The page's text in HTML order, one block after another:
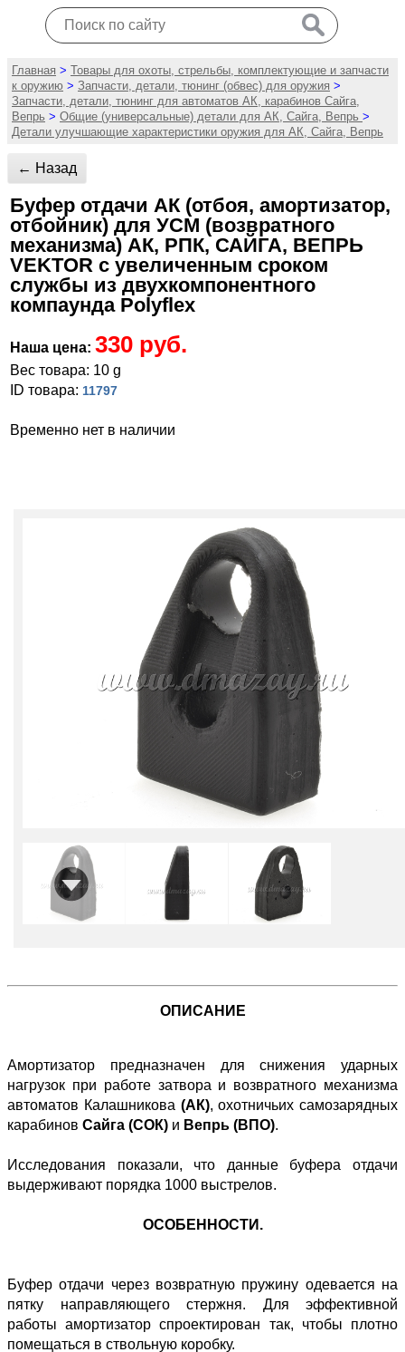
Главная > Товары для охоты, стрельбы, комплектующие и запчасти
к оружию > Запчасти, детали, тюнинг (обвес) для оружия >
Запчасти, детали, тюнинг для автоматов АК, карабинов Сайга,
Вепрь > Общие (универсальные) детали для АК, Сайга, Вепрь >
Детали улучшающие характеристики оружия для АК, Сайга, Вепрь
← Назад
Буфер отдачи АК (отбоя, амортизатор,
отбойник) для УСМ (возвратного
механизма) АК, РПК, САЙГА, ВЕПРЬ
VEKTOR с увеличенным сроком
службы из двухкомпонентного
компаунда Polyflex
Наша цена: 330 руб.
Вес товара: 10 g
ID товара: 11797
Временно нет в наличии
ОПИСАНИЕ
Амортизатор предназначен для снижения ударных
нагрузок при работе затвора и возвратного механизма
автоматов Калашникова (АК), охотничьих самозарядных
карабинов Сайга (СОК) и Вепрь (ВПО).
Исследования показали, что данные буфера отдачи
выдерживают порядка 1000 выстрелов.
ОСОБЕННОСТИ.
Буфер отдачи через возвратную пружину одевается на
пятку направляющего стержня. Для эффективной
работы амортизатор спроектирован так, чтобы плотно
помещаться в ствольную коробку.